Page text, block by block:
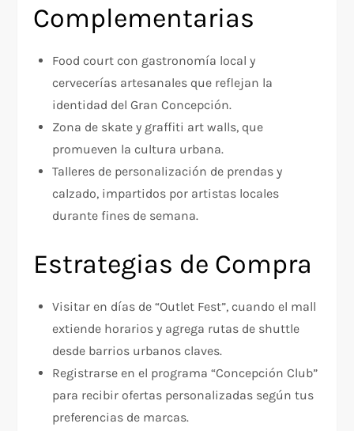
Complementarias
Food court con gastronomía local y
cervecerías artesanales que reflejan la
identidad del Gran Concepción.
Zona de skate y graffiti art walls, que
promueven la cultura urbana.
Talleres de personalización de prendas y
calzado, impartidos por artistas locales
durante fines de semana.
Estrategias de Compra
Visitar en días de “Outlet Fest”, cuando el mall
extiende horarios y agrega rutas de shuttle
desde barrios urbanos claves.
Registrarse en el programa “Concepción Club”
para recibir ofertas personalizadas según tus
preferencias de marcas.